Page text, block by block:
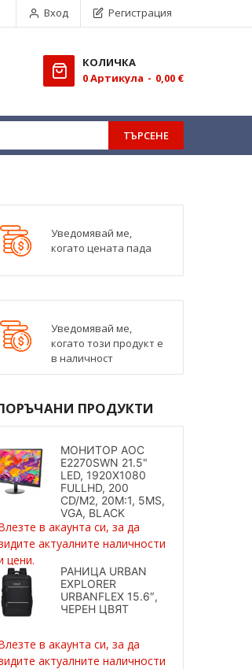
Вход Регистрация
КОЛИЧКА
0Aртикула 0,00 €
ТЪРСЕНЕ
Уведомявай ме,
когато цената пада
Уведомявай ме,
когато този продукт е
в наличност
ПРОДУКТИ
МОНИТОР AOC
E2270SWN 21.5"
LED, 1920X1080
FULLHD, 200
CD/M2, 20M:1, 5MS,
VGA, BLACK
в акаунта си, за да
актуалните наличности
цени.
РАНИЦА URBAN
EXPLORER
URBANFLEX 15.6″,
ЧЕРЕН ЦВЯТ
в акаунта си, за да
актуалните наличности